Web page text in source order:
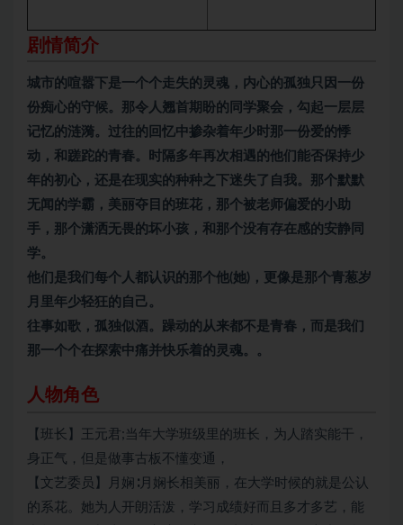
剧情简介
城市的喧嚣下是一个个走失的灵魂，内心的孤独只因一份
份痴心的守候。那令人翘首期盼的同学聚会，勾起一层层
记忆的涟漪。过往的回忆中掺杂着年少时那一份爱的悸
动，和蹉跎的青春。时隔多年再次相遇的他们能否保持少
年的初心，还是在现实的种种之下迷失了自我。那个默默
无闻的学霸，美丽夺目的班花，那个被老师偏爱的小助
手，那个潇洒无畏的坏小孩，和那个没有存在感的安静同
学。
他们是我们每个人都认识的那个他(她)，更像是那个青葱岁
月里年少轻狂的自己。
往事如歌，孤独似酒。躁动的从来都不是青春，而是我们
那一个个在探索中痛并快乐着的灵魂。。
人物角色
【班长】王元君;当年大学班级里的班长，为人踏实能干，
身正气，但是做事古板不懂变通，
【文艺委员】月娴∶月娴长相美丽，在大学时候的就是公认
的系花。她为人开朗活泼，学习成绩好而且多才多艺，能